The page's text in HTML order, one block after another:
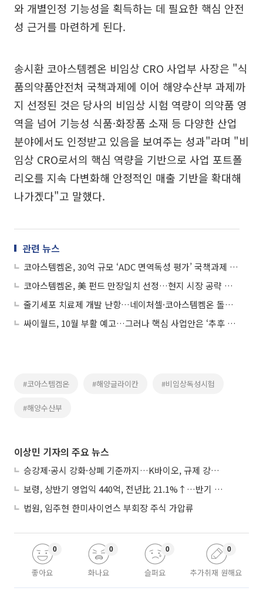
와 개별인정 기능성을 획득하는 데 필요한 핵심 안전
성 근거를 마련하게 된다.
송시환 코아스템켐온 비임상 CRO 사업부 사장은 "식
품의약품안전처 국책과제에 이어 해양수산부 과제까
지 선정된 것은 당사의 비임상 시험 역량이 의약품 영
역을 넘어 기능성 식품·화장품 소재 등 다양한 산업
분야에서도 인정받고 있음을 보여주는 성과"라며 "비
임상 CRO로서의 핵심 역량을 기반으로 사업 포트폴
리오를 지속 다변화해 안정적인 매출 기반을 확대해
나가겠다"고 말했다.
관련 뉴스
코아스템켐온, 30억 규모 ‘ADC 면역독성 평가’ 국책과제 수주
코아스템켐온, 美 펀드 만장일치 선정…현지 시장 공략 가속화
줄기세포 치료제 개발 난항…네이처셀·코아스템켐온 돌파구는?
싸이월드, 10월 부활 예고…그러나 핵심 사업안은 ‘추후 공개’
#코아스템켐온 #해양글라이칸 #비임상독성시험
#해양수산부
이상민 기자의 주요 뉴스
승강제·공시 강화·상폐 기준까지…K바이오, 규제 강화에 ‘삼중고’
보령, 상반기 영업익 440억, 전년比 21.1%↑…반기 역대 최대
법원, 임주현 한미사이언스 부회장 주식 가압류
좋아요
0
화나요
0
슬퍼요
0
추가취재 원해요
0